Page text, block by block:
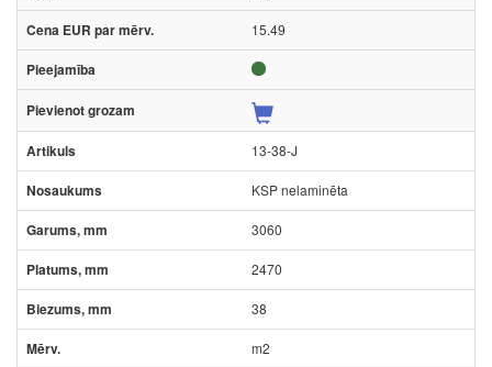
15.49
13-38-J
KSP nelaminēta
3060
2470
38
m2